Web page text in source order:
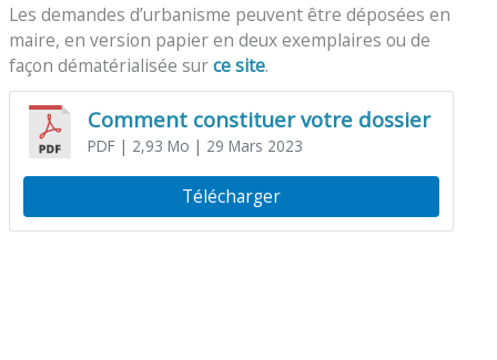
Les demandes d’urbanisme peuvent être déposées en
maire, en version papier en deux exemplaires ou de
façon dématérialisée surce site.
Comment constituer votre dossier
PDF| 2,93 Mo | 29 Mars 2023
Télécharger